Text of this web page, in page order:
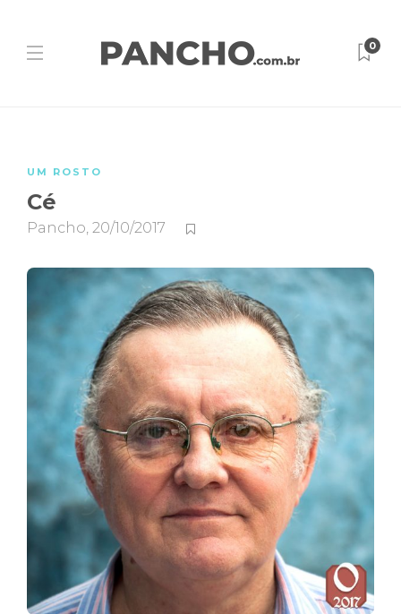
0
UM ROSTO
Cé
Pancho, 20/10/2017